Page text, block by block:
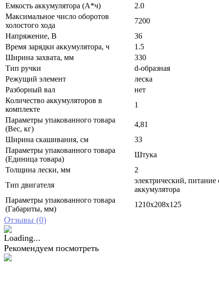
Емкость аккумулятора (А*ч)
2.0
Максимальное число оборотов
холостого хода
7200
Напряжение, В
36
Время зарядки аккумулятора, ч
1.5
Ширина захвата, мм
330
Тип ручки
d-образная
Режущий элемент
леска
Разборный вал
нет
Количество аккумуляторов в
комплекте
1
Параметры упакованного товара
(Вес, кг)
4,81
Ширина скашивания, см
33
Параметры упакованного товара
(Единица товара)
Штука
Толщина лески, мм
2
Тип двигателя
электрический, питание
аккумулятора
Параметры упакованного товара
(Габариты, мм)
1210x208x125
Отзывы (0)
Рекомендуем посмотреть